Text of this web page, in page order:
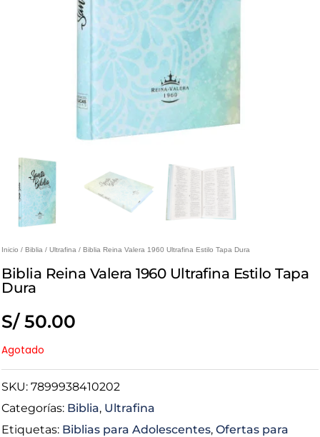
Inicio / Biblia / Ultrafina / Biblia Reina Valera 1960 Ultrafina Estilo Tapa Dura
Biblia Reina Valera 1960 Ultrafina Estilo Tapa
Dura
S/50.00
Agotado
SKU: 7899938410202
Categorías: Biblia, Ultrafina
Etiquetas: Biblias para Adolescentes, Ofertas para